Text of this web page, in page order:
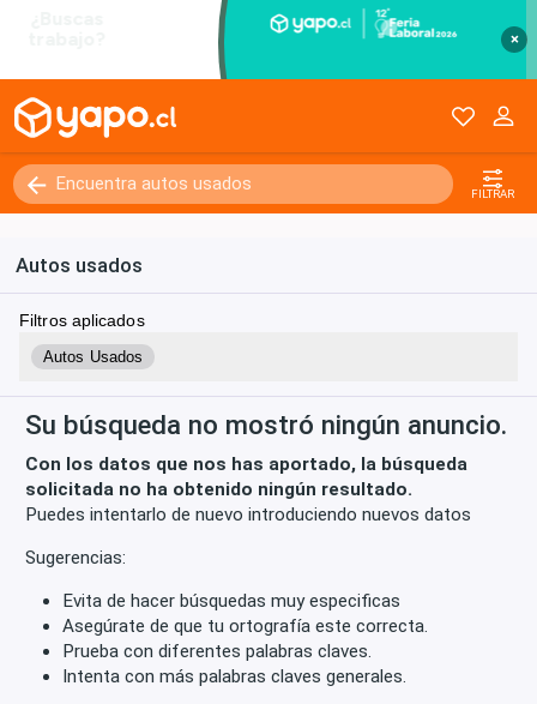
×
FILTRAR
Autos usados
Filtros aplicados
Autos Usados
Su búsqueda no mostró ningún anuncio.
Con los datos que nos has aportado, la búsqueda
solicitada no ha obtenido ningún resultado.
Puedes intentarlo de nuevo introduciendo nuevos datos
Sugerencias:
Evita de hacer búsquedas muy especificas
Asegúrate de que tu ortografía este correcta.
Prueba con diferentes palabras claves.
Intenta con más palabras claves generales.
0 - 250000+